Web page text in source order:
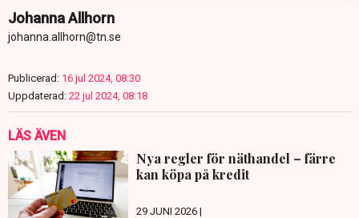
Johanna Allhorn
johanna.allhorn@tn.se
Publicerad: 16 jul 2024, 08:30
Uppdaterad: 22 jul 2024, 08:18
LÄS ÄVEN
Nya regler för näthandel – färre
kan köpa på kredit
29 JUNI 2026 |